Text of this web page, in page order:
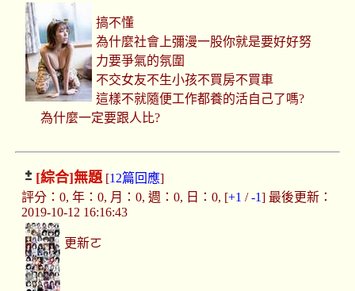
搞不懂
為什麼社會上彌漫一股你就是要好好努
力要爭氣的氛圍
不交女友不生小孩不買房不買車
這樣不就隨便工作都養的活自己了嗎?
為什麼一定要跟人比?
[綜合]無題[12篇回應]
評分：0, 年：0, 月：0, 週：0, 日：0, [+1 /-1] 最後更新：
2019-10-12 16:16:43
更新ㄛ